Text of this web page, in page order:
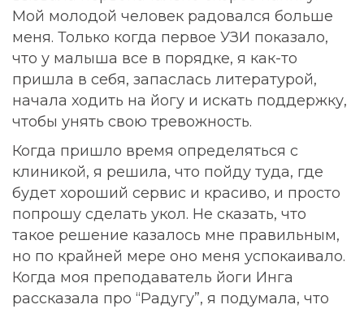
Мой молодой человек радовался больше
меня. Только когда первое УЗИ показало,
что у малыша все в порядке, я как-то
пришла в себя, запаслась литературой,
начала ходить на йогу и искать поддержку,
чтобы унять свою тревожность.
Когда пришло время определяться с
клиникой, я решила, что пойду туда, где
будет хороший сервис и красиво, и просто
попрошу сделать укол. Не сказать, что
такое решение казалось мне правильным,
но по крайней мере оно меня успокаивало.
Когда моя преподаватель йоги Инга
рассказала про “Радугу”, я подумала, что